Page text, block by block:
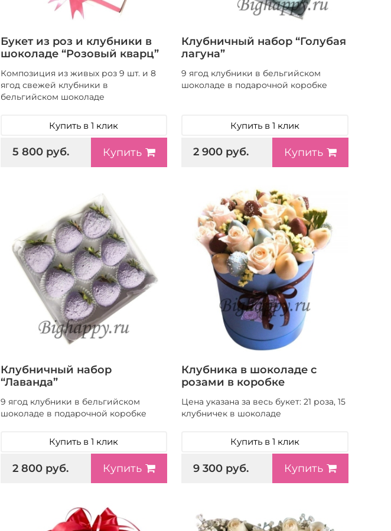
Букет из роз и клубники в
шоколаде “Розовый кварц”
Композиция из живых роз 9 шт. и 8
ягод свежей клубники в
бельгийском шоколаде
Купить в 1 клик
5 800 руб. Купить
Клубничный набор “Голубая
лагуна”
9 ягод клубники в бельгийском
шоколаде в подарочной коробке
Купить в 1 клик
2 900 руб. Купить
Клубничный набор
“Лаванда”
9 ягод клубники в бельгийском
шоколаде в подарочной коробке
Купить в 1 клик
2 800 руб. Купить
Клубника в шоколаде с
розами в коробке
Цена указана за весь букет: 21 роза, 15
клубничек в шоколаде
Купить в 1 клик
9 300 руб. Купить